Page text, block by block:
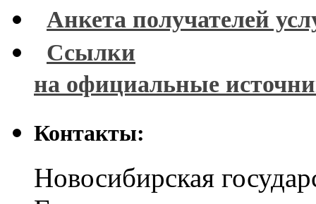
Анкета получателей
Ссылки
на официальные
Контакты:
Новосибирская